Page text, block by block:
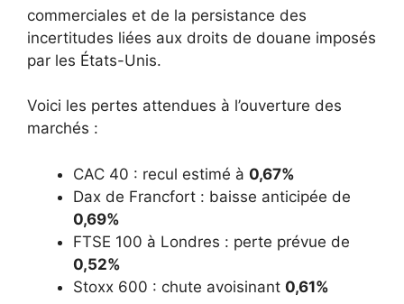
commerciales et de la persistance des
incertitudes liées aux droits de douane imposés
par les États-Unis.
Voici les pertes attendues à l’ouverture des
marchés :
CAC 40 : recul estimé à 0,67%
Dax de Francfort : baisse anticipée de
0,69%
FTSE 100 à Londres : perte prévue de
0,52%
Stoxx 600 : chute avoisinant 0,61%